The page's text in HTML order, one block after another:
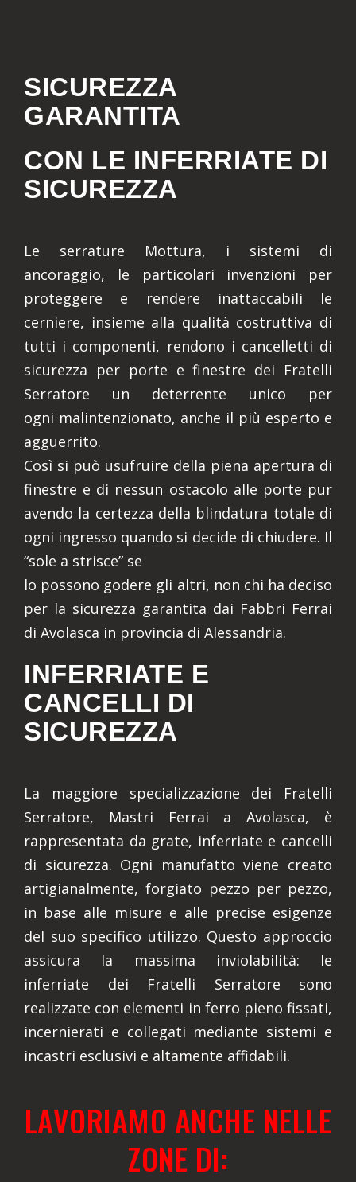
SICUREZZA
GARANTITA
CON LE INFERRIATE DI
SICUREZZA
Le serrature Mottura, i sistemi di
ancoraggio, le particolari invenzioni per
proteggere e rendere inattaccabili le
cerniere, insieme alla qualità costruttiva di
tutti i componenti, rendono i cancelletti di
sicurezza per porte e finestre dei Fratelli
Serratore un deterrente unico per
ogni malintenzionato, anche il più esperto e
agguerrito.
Così si può usufruire della piena apertura di
finestre e di nessun ostacolo alle porte pur
avendo la certezza della blindatura totale di
ogni ingresso quando si decide di chiudere. Il
“sole a strisce” se
lo possono godere gli altri, non chi ha deciso
per la sicurezza garantita dai Fabbri Ferrai
di Avolasca in provincia di Alessandria.
INFERRIATE E
CANCELLI DI
SICUREZZA
La maggiore specializzazione dei Fratelli
Serratore, Mastri Ferrai a Avolasca, è
rappresentata da grate, inferriate e cancelli
di sicurezza. Ogni manufatto viene creato
artigianalmente, forgiato pezzo per pezzo,
in base alle misure e alle precise esigenze
del suo specifico utilizzo. Questo approccio
assicura la massima inviolabilità: le
inferriate dei Fratelli Serratore sono
realizzate con elementi in ferro pieno fissati,
incernierati e collegati mediante sistemi e
incastri esclusivi e altamente affidabili.
LAVORIAMO ANCHE NELLE
ZONE DI: